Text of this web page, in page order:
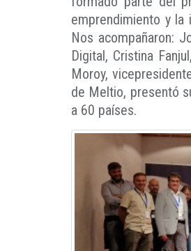
emprendimiento y la
Nos acompañaron:
Digital, Cristina
Moroy,
de Meltio, presentó
a 60 países.